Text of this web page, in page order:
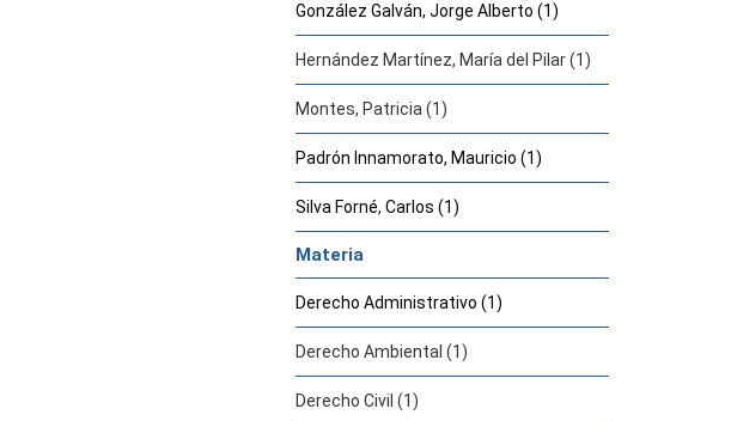
González Galván, Jorge Alberto (1)
Hernández Martínez, María del Pilar (1)
Montes, Patricia (1)
Padrón Innamorato, Mauricio (1)
Silva Forné, Carlos (1)
Materia
Derecho Administrativo (1)
Derecho Ambiental (1)
Derecho Civil (1)